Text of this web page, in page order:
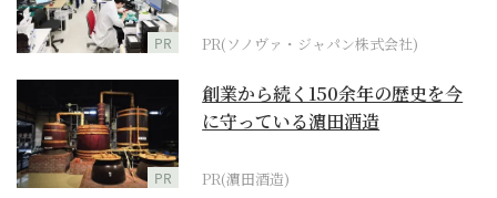
PR PR(ソノヴァ・ジャパン株式会社)
PR
創業から続く150余年の歴史を今
に守っている濵田酒造
PR(濵田酒造)